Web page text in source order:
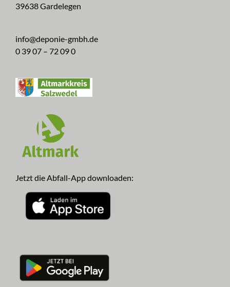
39638 Gardelegen
info@deponie-gmbh.de
0 39 07 – 72 09 0
Jetzt die Abfall-App downloaden: